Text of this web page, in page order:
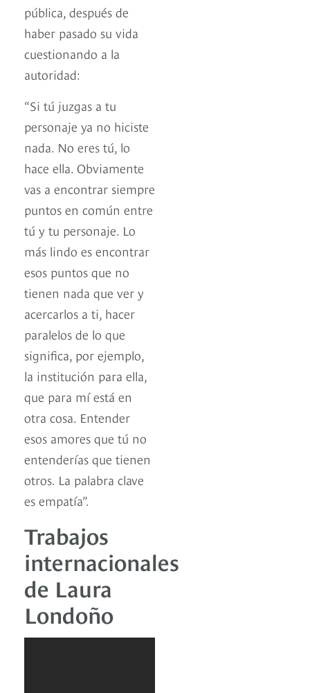
pública, después de
haber pasado su vida
cuestionando a la
autoridad:
“Si tú juzgas a tu
personaje ya no hiciste
nada. No eres tú, lo
hace ella. Obviamente
vas a encontrar siempre
puntos en común entre
tú y tu personaje. Lo
más lindo es encontrar
esos puntos que no
tienen nada que ver y
acercarlos a ti, hacer
paralelos de lo que
significa, por ejemplo,
la institución para ella,
que para mí está en
otra cosa. Entender
esos amores que tú no
entenderías que tienen
otros. La palabra clave
es empatía”.
Trabajos
internacionales
de Laura
Londoño